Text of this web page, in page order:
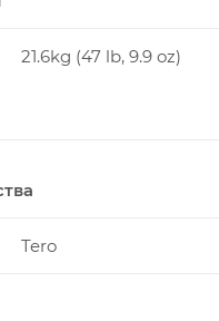
21.6kg (47 lb, 9.9 oz)
Tero